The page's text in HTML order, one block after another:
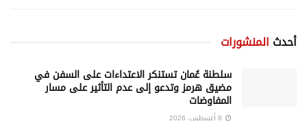
أحدث المنشورات
سلطنة عُمان تستنكر الاعتداءات على السفن في
مضيق هرمز وتدعو إلى عدم التأثير على مسار
المفاوضات